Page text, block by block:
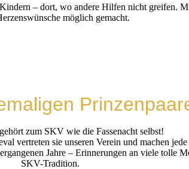
– dort, wo andere Hilfen nicht greifen.
möglich gemacht.
zum SKV wie die Fassenacht selbst!
vertreten sie unseren Verein und machen
Jahre – Erinnerungen an viele tolle
SKV-Tradition.